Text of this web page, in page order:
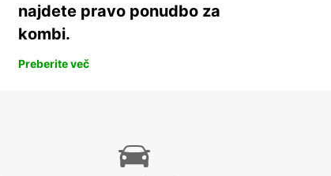
najdete pravo ponudbo za
kombi.
Preberite več